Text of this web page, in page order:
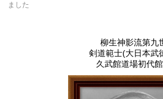
ました
柳生神影流第九
剣道範士(大日本武
久武館道場初代